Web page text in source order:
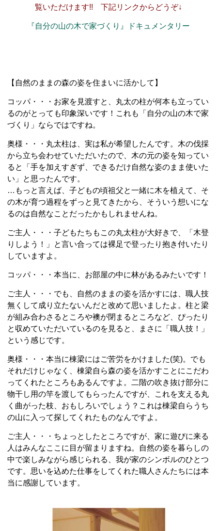
覧いただけます!! 下記リンクからどうぞ↓
『自分の山の木で家づくり』ドキュメンタリー
【自然のままの森の姿を住まいに活かして】
コッパ・・・お家を見渡すと、丸太の柱が何本も立ってい
るのがとっても印象深いです！これも「自分の山の木で家
づくり」ならではですね。
奥様・・・丸太柱は、実は私が希望したんです。木の伐採
から立ち会わせていただいたので、木の元の姿を知ってい
ると「手を加えすぎず、できるだけ自然な姿のまま使いた
い」と思ったんです。
…もっと言えば、子どもの頃祖父と一緒に木を植えて、そ
の木が育つ過程をずっと見てきたから、そういう想いにな
るのは自然なことだったかもしれませんね。
ご主人・・・子どもたちもこの丸太柱が大好きで、「木登
りしよう！」と言い合っては裸足で登ったり抱き付いたり
していますよ。
コッパ・・・本当に、お部屋の中に林があるみたいです！
ご主人・・・でも、自然のままの姿を活かすには、職人技
無くして成り立たないんだと改めて思いましたよ。柱と梁
が組み合わさるところや襖が閉まるところなど、ぴったり
と収めていただいているのを見ると、まさに「職人技！」
という感じです。
奥様・・・本当に棟梁にはご苦労をかけました(笑)。でも
それだけじゃなく、棟梁自ら森の姿を活かすことにこだわ
ってくれたところもあるんですよ。二階の吹き抜け部分に
物干し用の竿を渡してもらったんですが、これを支える丸
く曲がった枝、おもしろいでしょう？これは棟梁自らうち
の山に入って探してくれたものなんですよ。
ご主人・・・ちょっとしたところですが、家に遊びに来る
人はみんなここに目が留まりますね。自然の姿を暮らしの
中で楽しみながら感じられる、我が家のシンボルのひとつ
です。思いを込めた仕事をしてくれた職人さんたちには本
当に感謝しています。